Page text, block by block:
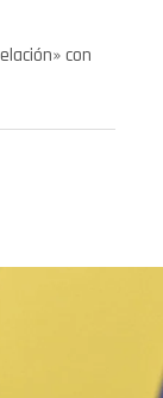
con